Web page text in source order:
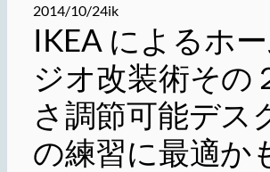
2014/10/24ik
IKEA によるホ
ジオ改装術そ
さ調節可能デス
の練習に最適か